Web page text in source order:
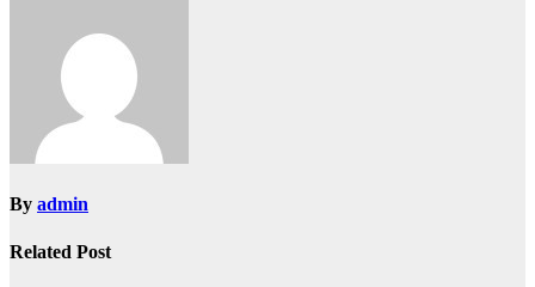
By admin
Related Post